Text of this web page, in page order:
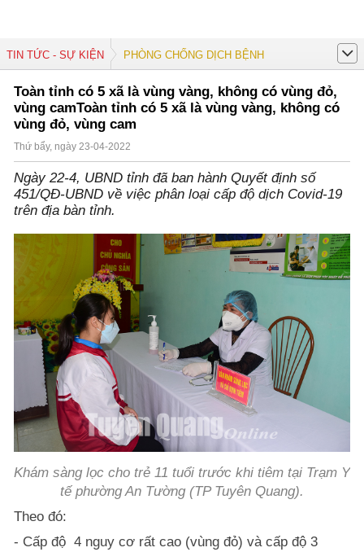
TIN TỨC - SỰ KIỆN PHÒNG CHỐNG DỊCH BỆNH
Toàn tỉnh có 5 xã là vùng vàng, không có vùng đỏ,
vùng camToàn tỉnh có 5 xã là vùng vàng, không có
vùng đỏ, vùng cam
Thứ bẩy, ngày 23-04-2022
Ngày 22-4, UBND tỉnh đã ban hành Quyết định số
451/QĐ-UBND về việc phân loại cấp độ dịch Covid-19
trên địa bàn tỉnh.
Khám sàng lọc cho trẻ 11 tuổi trước khi tiêm tại Trạm Y
tế phường An Tường (TP Tuyên Quang).
Theo đó:
- Cấp độ 4 nguy cơ rất cao (vùng đỏ) và cấp độ 3